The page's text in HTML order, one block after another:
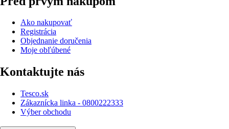
Ako nakupovať
Registrácia
Objednanie doručenia
Moje obľúbené
Kontaktujte nás
Tesco.sk
Zákaznícka linka - 0800222333
Výber obchodu